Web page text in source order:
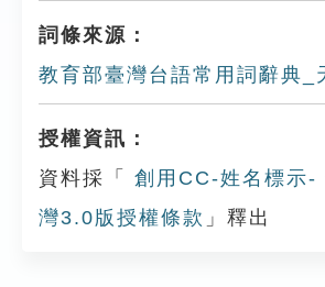
詞條來源：
教育部臺灣台語常用詞辭典_
授權資訊：
資料採「
創用CC-姓名標示-
灣3.0版授權條款 」釋出